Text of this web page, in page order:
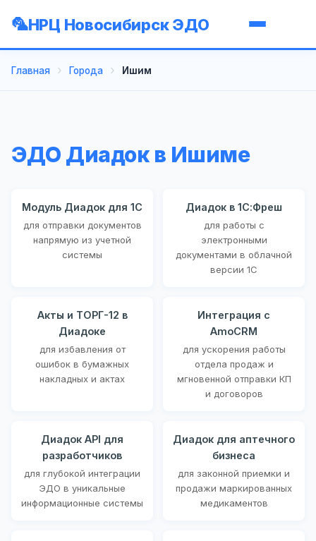
НРЦ Новосибирск ЭДО
Главная Города Ишим
ЭДО Диадок в Ишиме
Модуль Диадок для 1С
для отправки документов
напрямую из учетной
системы
Диадок в 1С:Фреш
для работы с
электронными
документами в облачной
версии 1С
Акты и ТОРГ-12 в
Диадоке
для избавления от
ошибок в бумажных
накладных и актах
Интеграция с
AmoCRM
для ускорения работы
отдела продаж и
мгновенной отправки КП
и договоров
Диадок API для
разработчиков
для глубокой интеграции
ЭДО в уникальные
информационные системы
Диадок для аптечного
бизнеса
для законной приемки и
продажи маркированных
медикаментов